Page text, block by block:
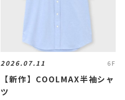
2026.07.11 6F
【新作】COOLMAX半袖シャ
ツ